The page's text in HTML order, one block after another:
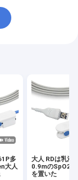
多
大人
大人 RDは乳液
0.9mのSpO2
を置いた